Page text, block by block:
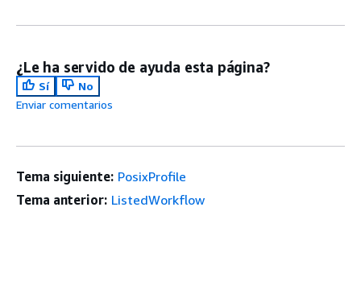
¿Le ha servido de ayuda esta página?
Sí
No
Enviar comentarios
Tema siguiente: PosixProfile
Tema anterior: ListedWorkflow